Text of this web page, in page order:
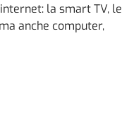
la smart TV,
anche computer,